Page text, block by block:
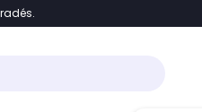
Accéder directement au